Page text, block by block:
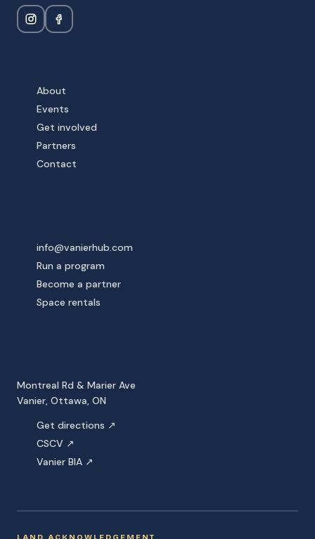
About
Events
Get involved
Partners
Contact
info@vanierhub.com
Run a program
Become a partner
Space rentals
Montreal Rd & Marier Ave
Vanier, Ottawa, ON
Get directions ↗
CSCV ↗
Vanier BIA ↗